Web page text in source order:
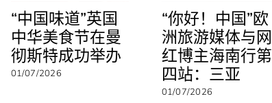
“中国味道”英国
中华美食节在曼
彻斯特成功举办
01/07/2026
“你好！中国”欧
洲旅游媒体与网
红博主海南行第
四站：三亚
01/07/2026